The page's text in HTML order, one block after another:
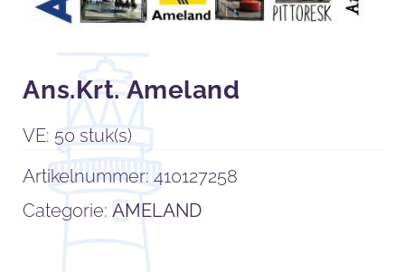
Ans.Krt. Ameland
VE: 50 stuk(s)
Artikelnummer:410127258
Categorie:AMELAND